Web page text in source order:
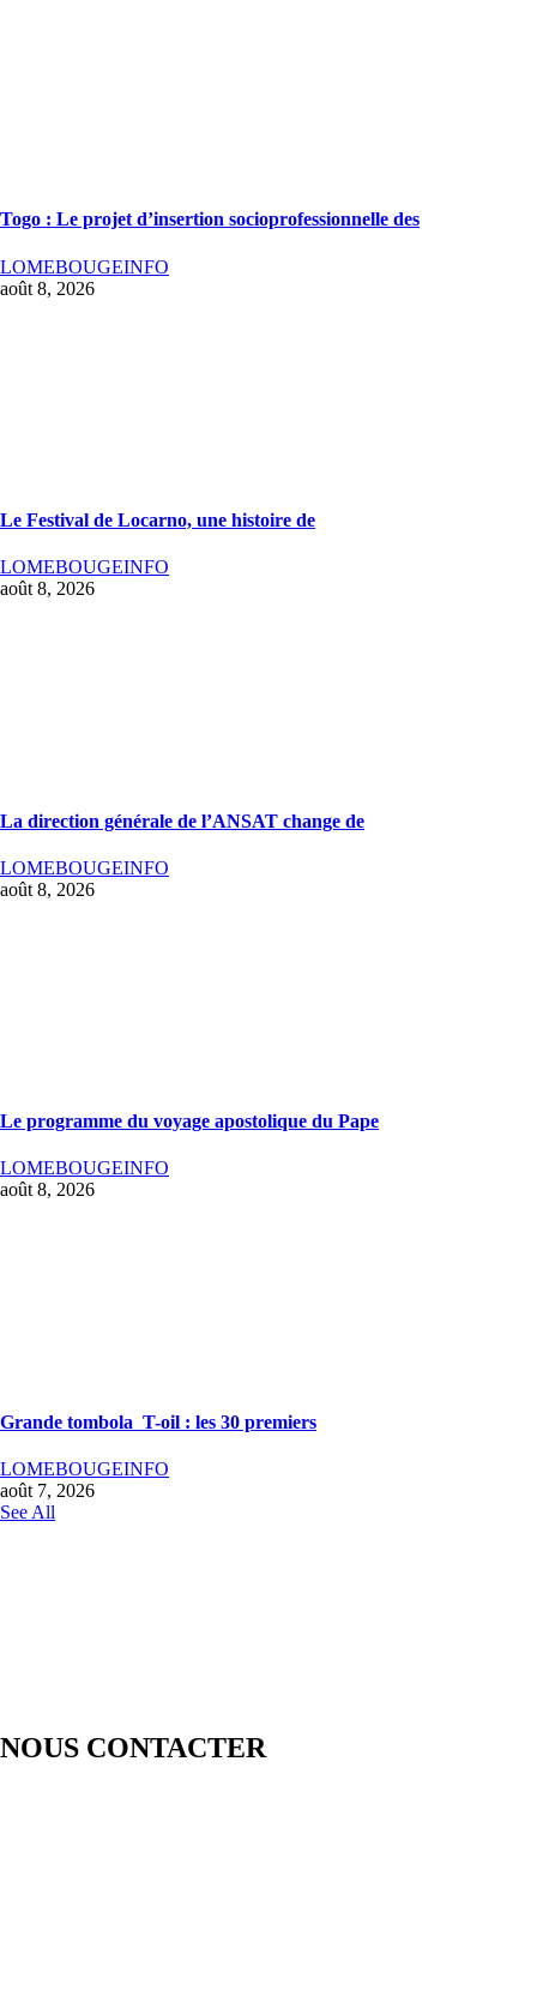
Togo : Le projet d’insertion socioprofessionnelle des
LOMEBOUGEINFO
août 8, 2026
Le Festival de Locarno, une histoire de
LOMEBOUGEINFO
août 8, 2026
La direction générale de l’ANSAT change de
LOMEBOUGEINFO
août 8, 2026
Le programme du voyage apostolique du Pape
LOMEBOUGEINFO
août 8, 2026
Grande tombola T-oil : les 30 premiers
LOMEBOUGEINFO
août 7, 2026
See All
NOUS CONTACTER